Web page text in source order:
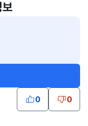
0 0